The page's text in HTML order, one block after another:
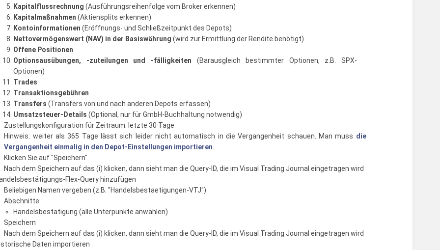
Kapitalflussrechnung (Ausführungsreihenfolge vom Broker erkennen)
Kapitalmaßnahmen (Aktiensplits erkennen)
Kontoinformationen(Eröffnungs- und Schließzeitpunkt des Depots)
Nettovermögenswert (NAV) in der Basiswährung (wird zur Ermittlung der Rendite benötigt)
Offene Positionen
Optionsausübungen, -zuteilungen und -fälligkeiten (Barausgleich bestimmter Optionen, z.B. SPX-
Optionen)
Trades
Transaktionsgebühren
Transfers (Transfers von und nach anderen Depots erfassen)
Umsatzsteuer-Details (Optional, nur für GmbH-Buchhaltung notwendig)
Zustellungskonfiguration für Zeitraum: letzte 30 Tage
Hinweis: weiter als 365 Tage lässt sich leider nicht automatisch in die Vergangenheit schauen. Man muss die
Vergangenheit einmalig in den Depot-Einstellungen importieren
Klicken Sie auf "Speichern"
Nach dem Speichern auf das (i) klicken, dann sieht man die Query-ID, die im Visual Trading Journal eingetragen wird
Flex-Query hinzufügen
Beliebigen Namen vergeben (z.B. "Handelsbestaetigungen-VTJ")
Abschnitte:
Handelsbestätigung (alle Unterpunkte anwählen)
Speichern
Nach dem Speichern auf das (i) klicken, dann sieht man die Query-ID, die im Visual Trading Journal eingetragen wird
Daten importieren